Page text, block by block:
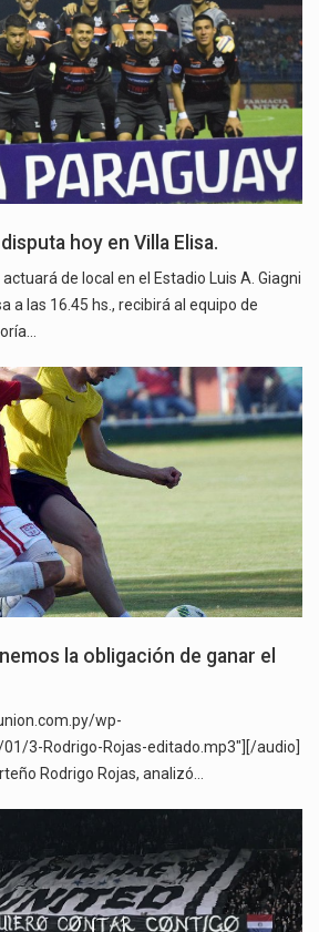
hoy en Villa Elisa.
de local en el Estadio Luis A. Giagni
a las 16.45 hs., recibirá al equipo de
la obligación de ganar el
wp-
3-Rodrigo-Rojas-editado.mp3"][/audio]
Rodrigo Rojas, analizó…